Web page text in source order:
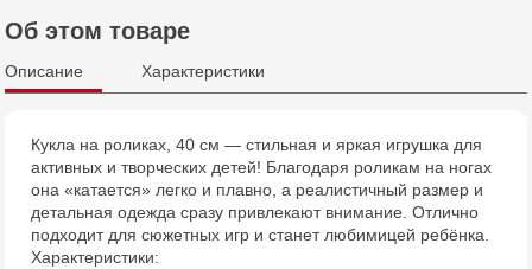
Multistore Centru - bd. Cantemir, 6
Multistore Telecentru - str. N. Testemițanu
Multistore Soroca - bd. Ștefan cel Mare, 110
Об этом товаре
Описание Характеристики
Кукла на роликах, 40 см — стильная и яркая игрушка для
активных и творческих детей! Благодаря роликам на ногах
она «катается» легко и плавно, а реалистичный размер и
детальная одежда сразу привлекают внимание. Отлично
подходит для сюжетных игр и станет любимицей ребёнка.
Характеристики: